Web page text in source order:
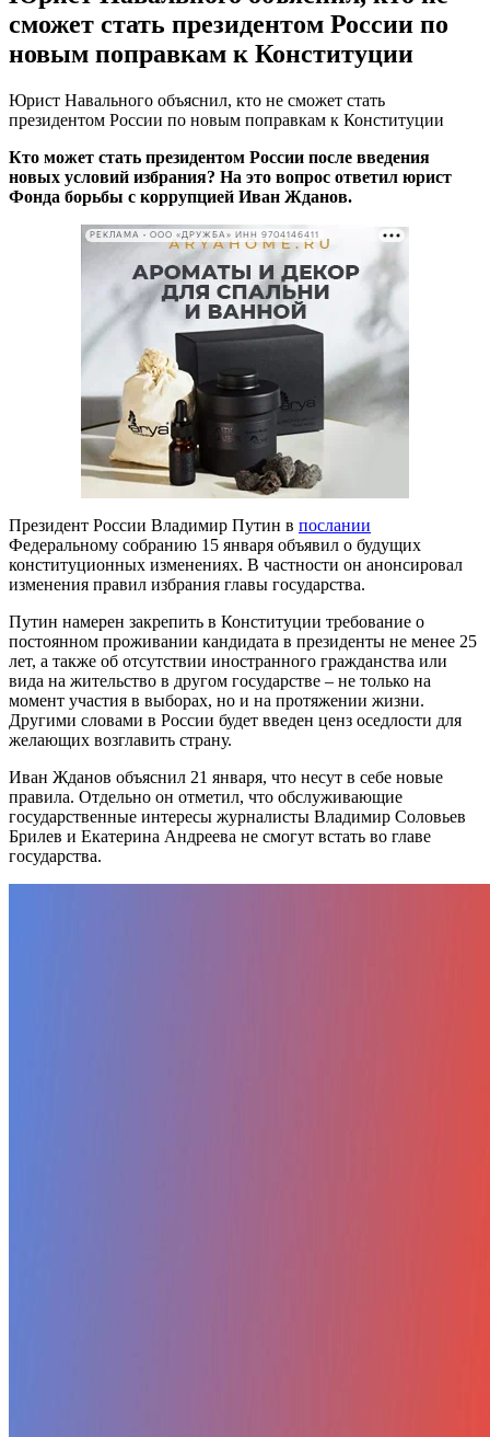
сможет стать президентом России по
новым поправкам к Конституции
Юрист Навального объяснил, кто не сможет стать
президентом России по новым поправкам к Конституции
Кто может стать президентом России после введения
новых условий избрания? На это вопрос ответил юрист
Фонда борьбы с коррупцией Иван Жданов.
РЕКЛАМА • ООО «ДРУЖБА» ИНН 9704146411
Президент России Владимир Путин в послании
Федеральному собранию 15 января объявил о будущих
конституционных изменениях. В частности он анонсировал
изменения правил избрания главы государства.
Путин намерен закрепить в Конституции требование о
постоянном проживании кандидата в президенты не менее 25
лет, а также об отсутствии иностранного гражданства или
вида на жительство в другом государстве – не только на
момент участия в выборах, но и на протяжении жизни.
Другими словами в России будет введен ценз оседлости для
желающих возглавить страну.
Иван Жданов объяснил 21 января, что несут в себе новые
правила. Отдельно он отметил, что обслуживающие
государственные интересы журналисты Владимир Соловьев
Брилев и Екатерина Андреева не смогут встать во главе
государства.